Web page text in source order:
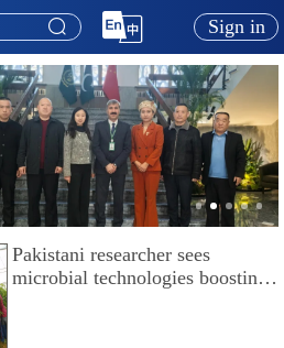
Sign in
Pakistani researcher sees
microbial technologies boosting